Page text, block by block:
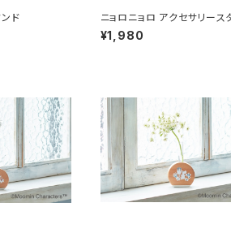
ド ニョロニョロ アクセサリース
¥1,980